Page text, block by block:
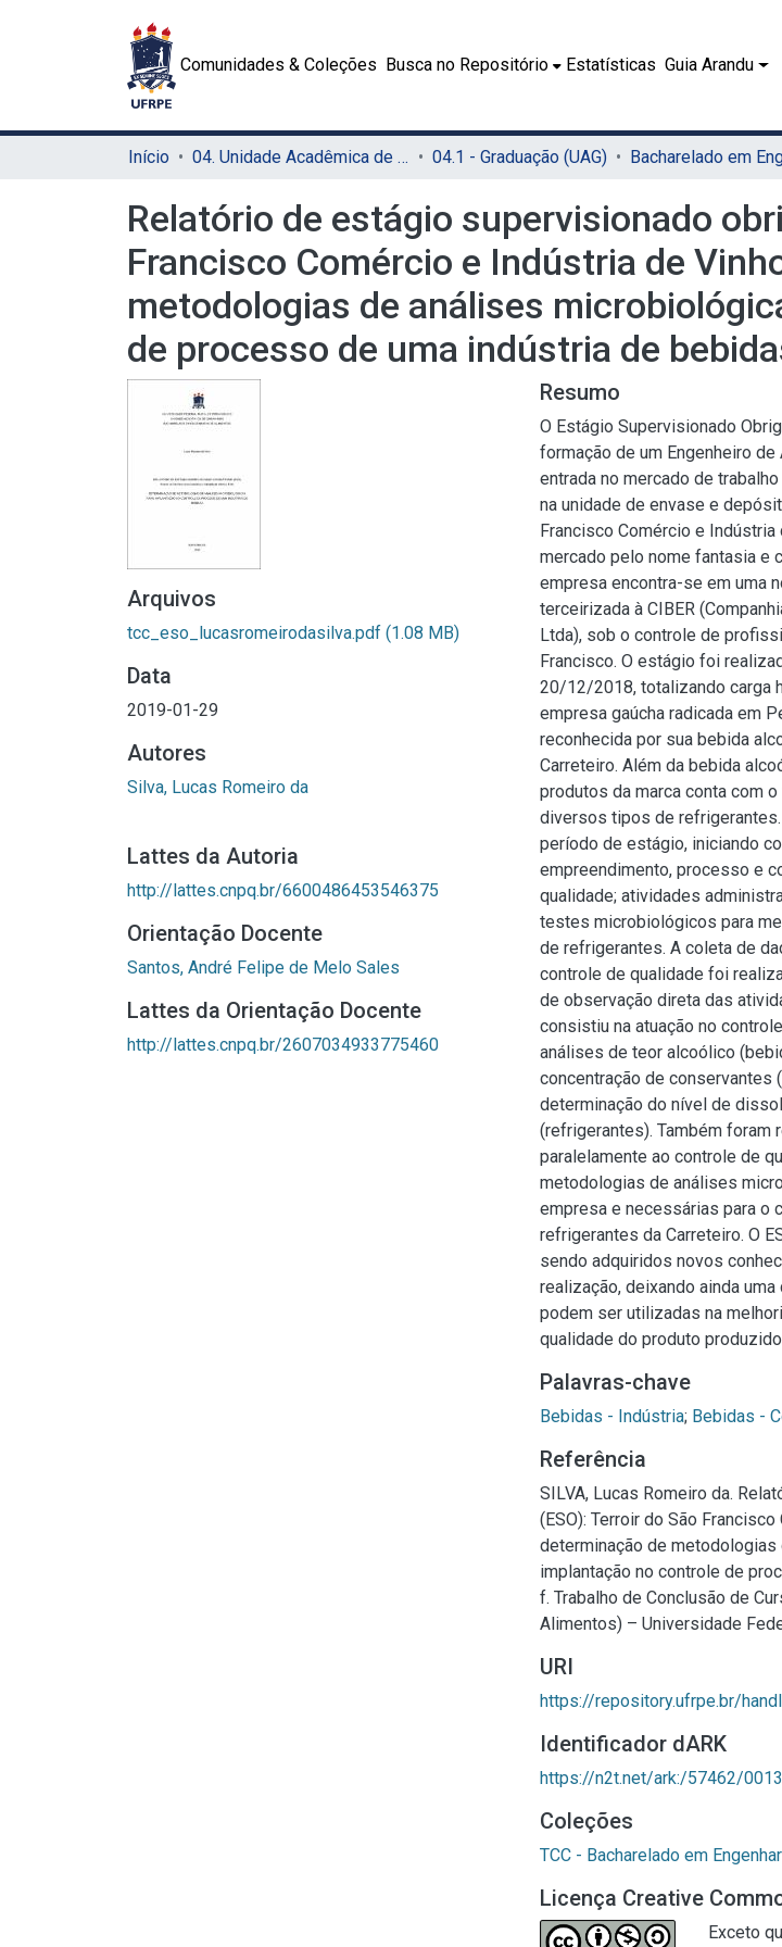
Comunidades & Coleções Busca no Repositório Estatísticas Guia Arandu
Início 04. Unidade Acadêmica de Garanhuns (UAG) 04.1 - Graduação (UAG)
Relatório de estágio supervisionado
Francisco Comércio e Indústria de
metodologias de análises
de processo de uma indústria de
Arquivos
tcc_eso_lucasromeirodasilva.pdf (1.08 MB)
Data
2019-01-29
Autores
Silva, Lucas Romeiro da
Lattes da Autoria
http://lattes.cnpq.br/6600486453546375
Orientação Docente
Santos, André Felipe de Melo Sales
Lattes da Orientação Docente
http://lattes.cnpq.br/2607034933775460
Resumo
O Estágio Supervisionado
formação de um Engenheiro
entrada no mercado de
na unidade de envase e
Francisco Comércio e Indústria
mercado pelo nome fantasia e
empresa encontra-se em uma
terceirizada à CIBER
Ltda), sob o controle de
Francisco. O estágio foi
20/12/2018, totalizando carga
empresa gaúcha radicada em
reconhecida por sua bebida
Carreteiro. Além da bebida
produtos da marca conta com
diversos tipos de
período de estágio, iniciando
empreendimento, processo e
qualidade; atividades
testes microbiológicos para
de refrigerantes. A coleta de
controle de qualidade foi
de observação direta das
consistiu na atuação no
análises de teor alcoólico
concentração de conservantes
determinação do nível de
(refrigerantes). Também
paralelamente ao controle de
metodologias de análises
empresa e necessárias para o
refrigerantes da Carreteiro. O
sendo adquiridos novos
realização, deixando ainda
podem ser utilizadas na
qualidade do produto
Palavras-chave
Bebidas - Indústria; Bebidas -
Referência
SILVA, Lucas Romeiro da.
(ESO): Terroir do São
determinação de
implantação no controle de
f. Trabalho de Conclusão de
Alimentos) – Universidade
URI
https://repository.ufrpe.br/
Identificador dARK
https://n2t.net/ark:/57462/
Coleções
TCC - Bacharelado em
Licença Creative
Exceto